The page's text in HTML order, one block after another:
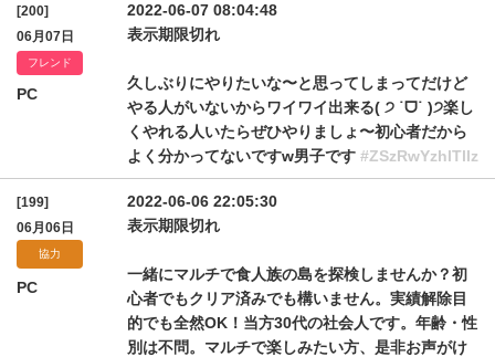
[200]
06月07日
フレンド
PC
2022-06-07 08:04:48
表示期限切れ
久しぶりにやりたいな〜と思ってしまってだけど
やる人がいないからワイワイ出来る( ੭ ˙ᗜ˙ )੭楽し
くやれる人いたらぜひやりましょ〜初心者だから
よく分かってないですw男子です #ZSzRwYzhlTllz
[199]
06月06日
協力
PC
2022-06-06 22:05:30
表示期限切れ
一緒にマルチで食人族の島を探検しませんか？初
心者でもクリア済みでも構いません。実績解除目
的でも全然OK！当方30代の社会人です。年齢・性
別は不問。マルチで楽しみたい方、是非お声がけ